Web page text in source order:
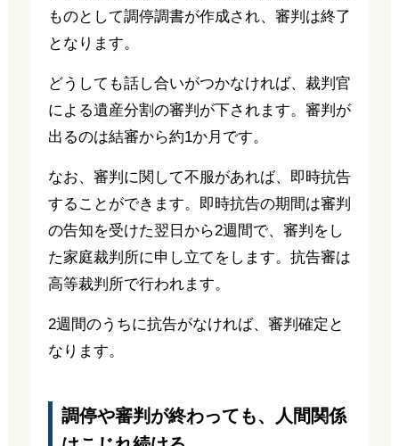
ものとして調停調書が作成され、審判は終了
となります。
どうしても話し合いがつかなければ、裁判官
による遺産分割の審判が下されます。審判が
出るのは結審から約1か月です。
なお、審判に関して不服があれば、即時抗告
することができます。即時抗告の期間は審判
の告知を受けた翌日から2週間で、審判をし
た家庭裁判所に申し立てをします。抗告審は
高等裁判所で行われます。
2週間のうちに抗告がなければ、審判確定と
なります。
調停や審判が終わっても、人間関係